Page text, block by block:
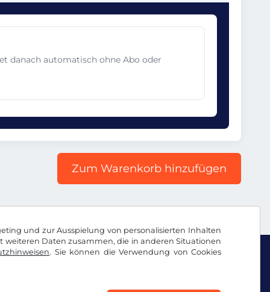
und zur Ausspielung von personalisierten Inhalten
Daten zusammen, die in anderen Situationen
. Sie können die Verwendung von Cookies
danach automatisch ohne Abo oder
Zum Warenkorb hinzufügen